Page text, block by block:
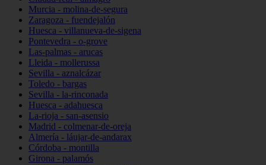
Murcia - molina-de-segura
Zaragoza - fuendejalón
Huesca - villanueva-de-sigena
Pontevedra - o-grove
Las-palmas - arucas
Lleida - mollerussa
Sevilla - aznalcázar
Toledo - bargas
Sevilla - la-rinconada
Huesca - adahuesca
La-rioja - san-asensio
Madrid - colmenar-de-oreja
Almería - láujar-de-andarax
Córdoba - montilla
Girona - palamós